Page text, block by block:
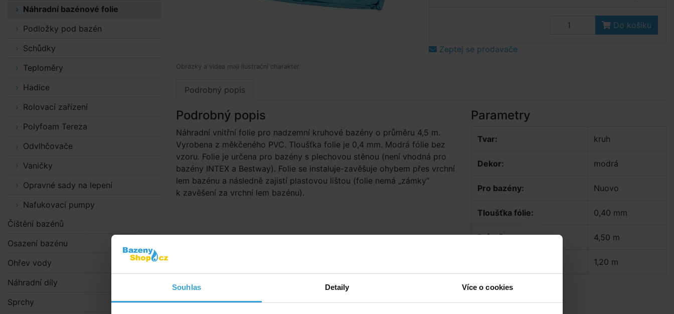
Souhlas Detaily Více o cookies
Obrázky a videa mají ilustrační charakter.
Do košíku
Zeptej se prodavače
Podrobný popis
Podrobný popis
Náhradní vnitřní folie pro nadzemní kruhové bazény o průměru 4,5 m.
Vyrobena z měkčeného PVC. Tloušťka folie je 0,4 mm. Modrá fólie bez
vzoru. Folie je určena pro bazény s plechovou stěnou (není vhodná pro
bazény INTEX a Bestway). Folie se instaluje-zavěšuje ohybem přes vrchní
lem bazénu a následně zajistí plastovou lištou (folie nemá „zámky“
k zavěšení za vrchní lem bazénu).
Parametry
Tvar: kruh
Dekor: modrá
Pro bazény: Nuovo
Tloušťka fólie: 0,40 mm
Průměr: 4,50 m
1,20 m
Doporučené příslušenství (1)
Náhradní bazénové folie
Podložky pod bazén
Schůdky
Teploměry
Hadice
Rolovací zařízení
Polyfoam Tereza
Odvlhčovače
Vaničky
Opravné sady na lepení
Nafukovací pumpy
Čištění bazénů
Osazení bazénu
Ohřev vody
Náhradní díly
Sprchy